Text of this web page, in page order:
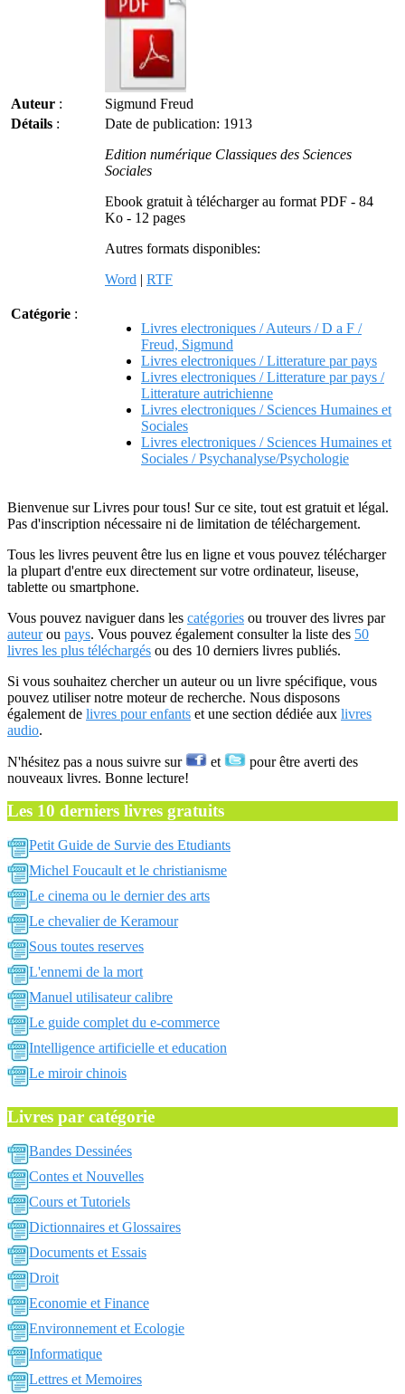
Auteur :
Sigmund Freud
Détails :
Date de publication: 1913
Edition numérique Classiques des Sciences
Sociales
Ebook gratuit à télécharger au format PDF - 84
Ko - 12 pages
Autres formats disponibles:
Word | RTF
Catégorie :
Livres electroniques / Auteurs / D a F /
Freud, Sigmund
Livres electroniques / Litterature par pays
Livres electroniques / Litterature par pays /
Litterature autrichienne
Livres electroniques / Sciences Humaines et
Sociales
Livres electroniques / Sciences Humaines et
Sociales / Psychanalyse/Psychologie
Bienvenue sur Livres pour tous! Sur ce site, tout est gratuit et légal.
Pas d'inscription nécessaire ni de limitation de téléchargement.
Tous les livres peuvent être lus en ligne et vous pouvez télécharger
la plupart d'entre eux directement sur votre ordinateur, liseuse,
tablette ou smartphone.
Vous pouvez naviguer dans les catégories ou trouver des livres par
auteurou pays. Vous pouvez également consulter la liste des 50
livres les plus téléchargés ou des 10 derniers livres publiés.
Si vous souhaitez chercher un auteur ou un livre spécifique, vous
pouvez utiliser notre moteur de recherche. Nous disposons
également de livres pour enfants et une section dédiée aux livres
audio.
N'hésitez pas a nous suivre sur et
pour être averti des
nouveaux livres. Bonne lecture!
Les 10 derniers livres gratuits
Petit Guide de Survie des Etudiants
Michel Foucault et le christianisme
Le cinema ou le dernier des arts
Le chevalier de Keramour
Sous toutes reserves
L'ennemi de la mort
Manuel utilisateur calibre
Le guide complet du e-commerce
Intelligence artificielle et education
Le miroir chinois
Livres par catégorie
Bandes Dessinées
Contes et Nouvelles
Cours et Tutoriels
Dictionnaires et Glossaires
Documents et Essais
Droit
Economie et Finance
Environnement et Ecologie
Informatique
Lettres et Memoires